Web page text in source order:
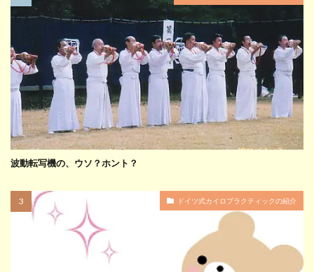
波動転写機の、ウソ？ホント？
ドイツ式カイロプラクティックの紹介